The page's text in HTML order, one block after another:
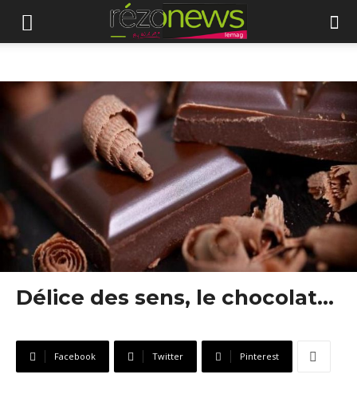
Délice des sens, le chocolat…
Facebook Twitter Pinterest